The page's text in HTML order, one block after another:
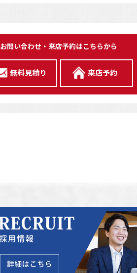
お問い合わせ・来店予約はこちらから
無料見積り 来店予約